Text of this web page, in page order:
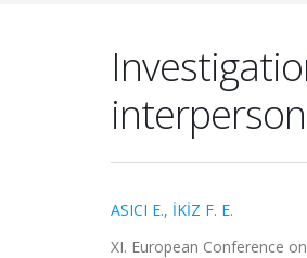
ASICI E., İKİZ F. E.
XI. European Conference